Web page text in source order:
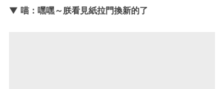
▼ 喵：嘿嘿～朕看見紙拉門換新的了